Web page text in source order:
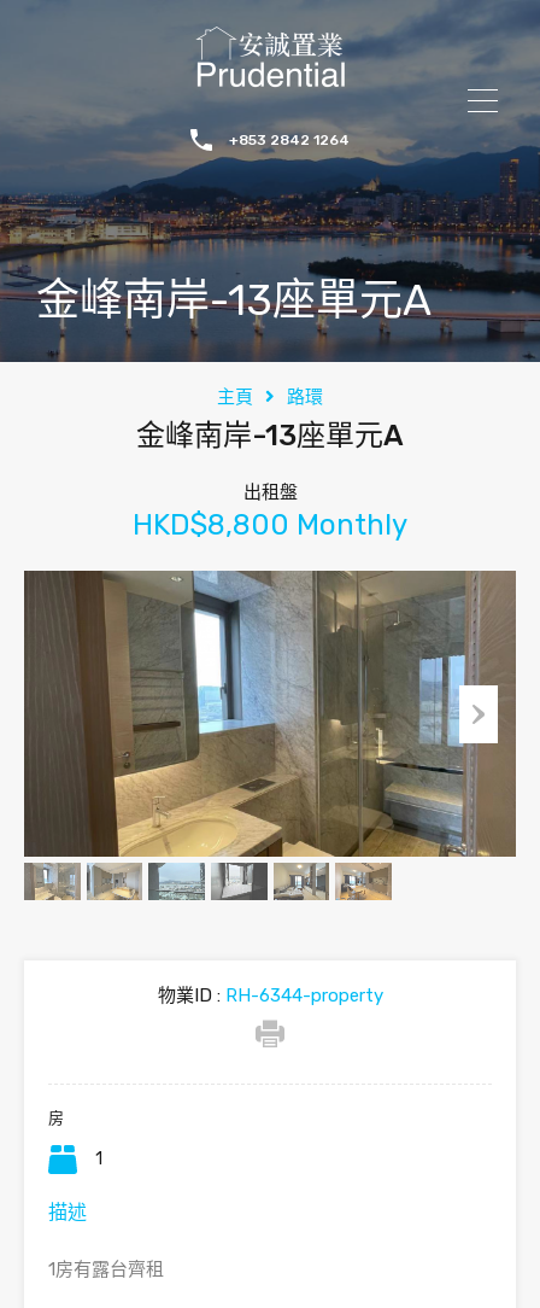
+853 2842 1264
金峰南岸-13座單元A
主頁 路環
金峰南岸-13座單元A
出租盤
HKD$8,800 Monthly
物業ID :RH-6344-property
房
1
描述
1房有露台齊租